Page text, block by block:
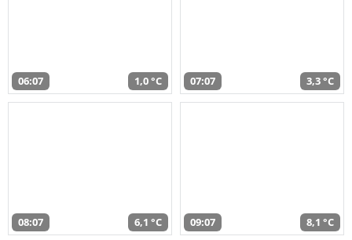
06:07 1,0 °C 07:07 3,3 °C
08:07 6,1 °C 09:07 8,1 °C